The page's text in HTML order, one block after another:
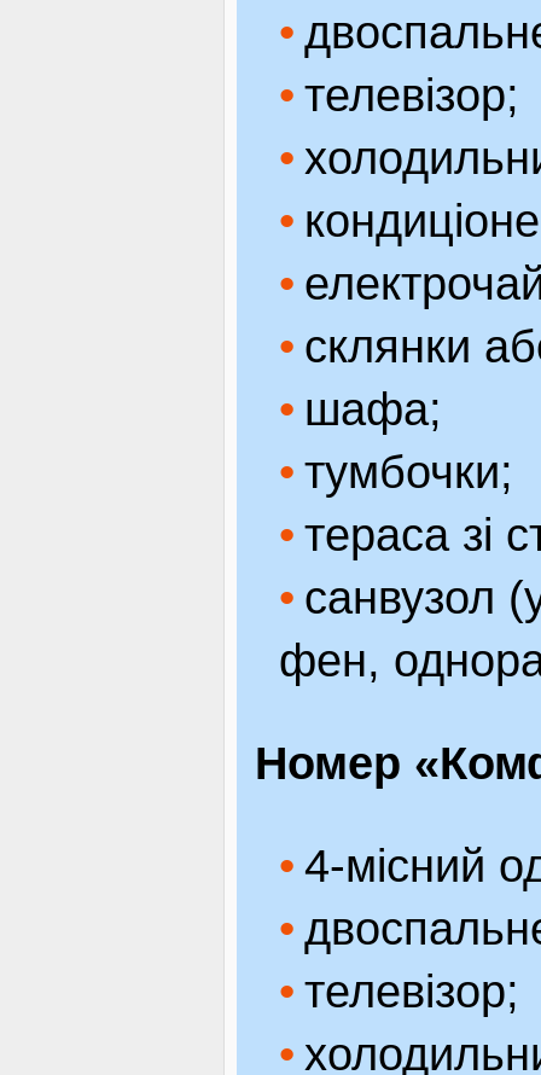
телевізор;
склянки
шафа;
тумбочки;
тераса зі
санвузол
фен,
Номер
4-місний
телевізор;